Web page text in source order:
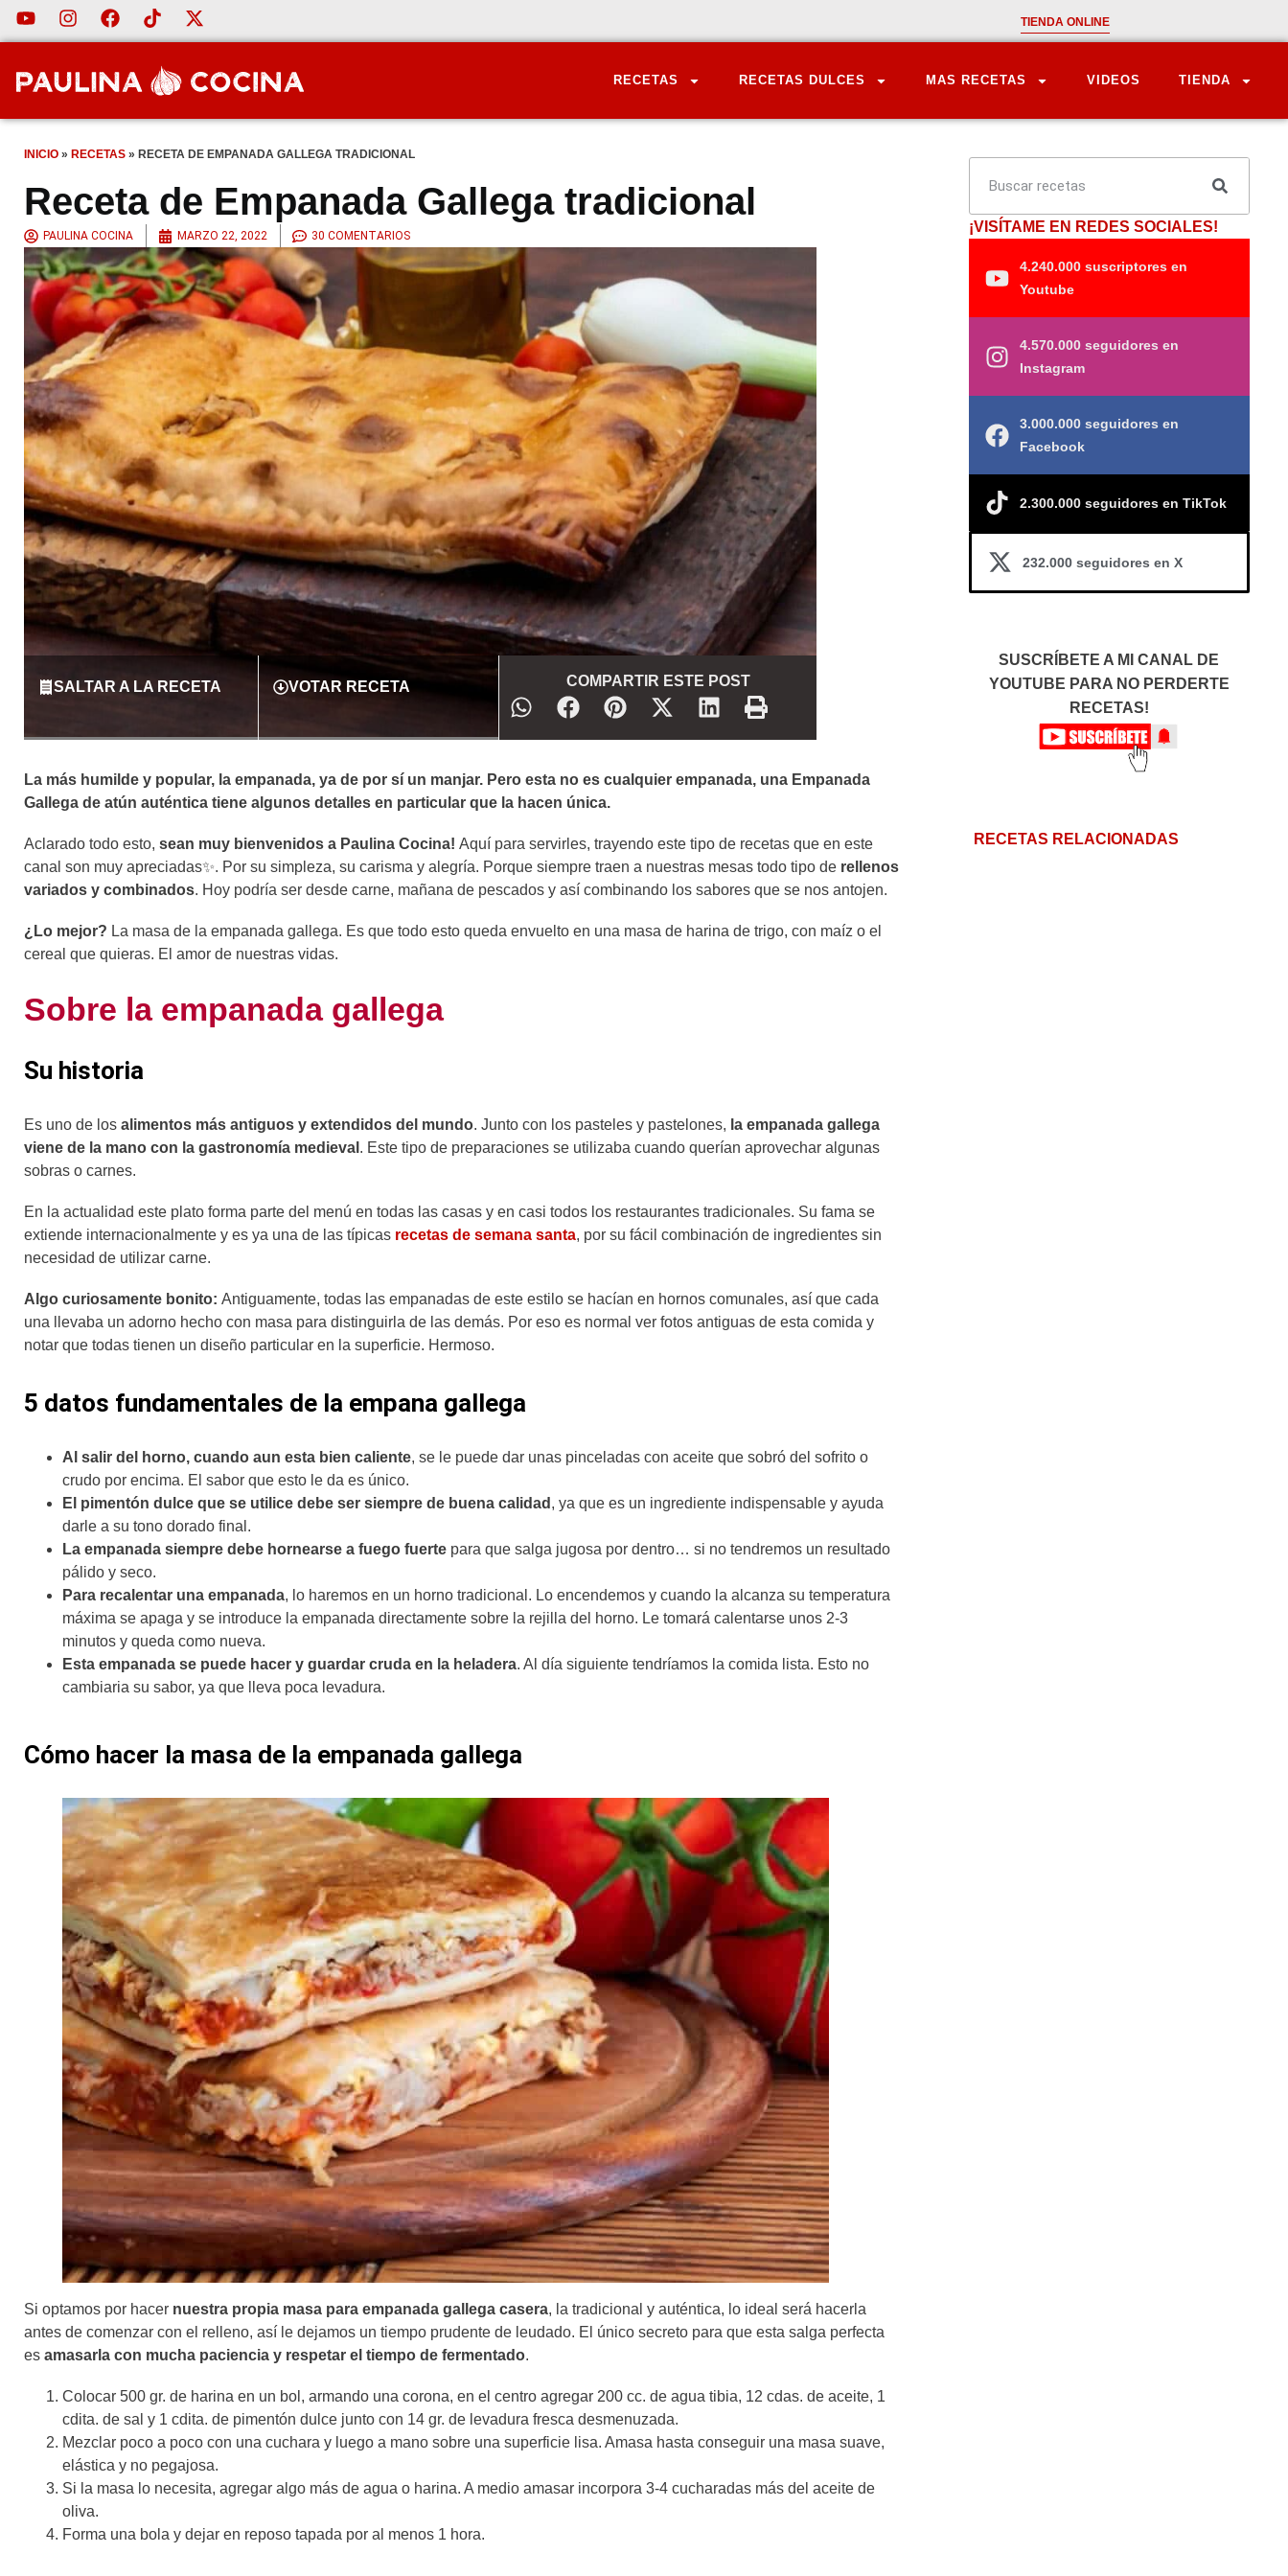
TIENDA ONLINE
RECETAS RECETAS DULCES MAS RECETAS VIDEOS TIENDA
INICIO » RECETAS » RECETA DE EMPANADA GALLEGA TRADICIONAL
Receta de Empanada Gallega tradicional
PAULINA COCINA MARZO 22, 2022 30 COMENTARIOS
SALTAR A LA RECETA VOTAR RECETA COMPARTIR ESTE POST
La más humilde y popular, la empanada, ya de por sí un manjar. Pero esta no es cualquier empanada, una Empanada
Gallega de atún auténtica tiene algunos detalles en particular que la hacen única.
Aclarado todo esto, sean muy bienvenidos a Paulina Cocina! Aquí para servirles, trayendo este tipo de recetas que en este
canal son muy apreciadas✨. Por su simpleza, su carisma y alegría. Porque siempre traen a nuestras mesas todo tipo de rellenos
variados y combinados. Hoy podría ser desde carne, mañana de pescados y así combinando los sabores que se nos antojen.
¿Lo mejor? La masa de la empanada gallega. Es que todo esto queda envuelto en una masa de harina de trigo, con maíz o el
cereal que quieras. El amor de nuestras vidas.
Sobre la empanada gallega
Su historia
Es uno de los alimentos más antiguos y extendidos del mundo. Junto con los pasteles y pastelones, la empanada gallega
viene de la mano con la gastronomía medieval . Este tipo de preparaciones se utilizaba cuando querían aprovechar algunas
sobras o carnes.
En la actualidad este plato forma parte del menú en todas las casas y en casi todos los restaurantes tradicionales. Su fama se
extiende internacionalmente y es ya una de las típicas recetas de semana santa, por su fácil combinación de ingredientes sin
necesidad de utilizar carne.
Algo curiosamente bonito: Antiguamente, todas las empanadas de este estilo se hacían en hornos comunales, así que cada
una llevaba un adorno hecho con masa para distinguirla de las demás. Por eso es normal ver fotos antiguas de esta comida y
notar que todas tienen un diseño particular en la superficie. Hermoso.
5 datos fundamentales de la empana gallega
Al salir del horno, cuando aun esta bien caliente, se le puede dar unas pinceladas con aceite que sobró del sofrito o
crudo por encima. El sabor que esto le da es único.
El pimentón dulce que se utilice debe ser siempre de buena calidad , ya que es un ingrediente indispensable y ayuda
darle a su tono dorado final.
La empanada siempre debe hornearse a fuego fuerte para que salga jugosa por dentro… si no tendremos un resultado
pálido y seco.
Para recalentar una empanada, lo haremos en un horno tradicional. Lo encendemos y cuando la alcanza su temperatura
máxima se apaga y se introduce la empanada directamente sobre la rejilla del horno. Le tomará calentarse unos 2-3
minutos y queda como nueva.
Esta empanada se puede hacer y guardar cruda en la heladera. Al día siguiente tendríamos la comida lista. Esto no
cambiaria su sabor, ya que lleva poca levadura.
Cómo hacer la masa de la empanada gallega
Si optamos por hacer nuestra propia masa para empanada gallega casera, la tradicional y auténtica, lo ideal será hacerla
antes de comenzar con el relleno, así le dejamos un tiempo prudente de leudado. El único secreto para que esta salga perfecta
es amasarla con mucha paciencia y respetar el tiempo de fermentado.
Colocar 500 gr. de harina en un bol, armando una corona, en el centro agregar 200 cc. de agua tibia, 12 cdas. de aceite, 1
cdita. de sal y 1 cdita. de pimentón dulce junto con 14 gr. de levadura fresca desmenuzada.
Mezclar poco a poco con una cuchara y luego a mano sobre una superficie lisa. Amasa hasta conseguir una masa suave,
elástica y no pegajosa.
Si la masa lo necesita, agregar algo más de agua o harina. A medio amasar incorpora 3-4 cucharadas más del aceite de
oliva.
Forma una bola y dejar en reposo tapada por al menos 1 hora.
¡VISÍTAME EN REDES SOCIALES!
4.240.000 suscriptores en
Youtube
4.570.000 seguidores en
Instagram
3.000.000 seguidores en
Facebook
2.300.000 seguidores en TikTok
232.000 seguidores en X
SUSCRÍBETE A MI CANAL DE
YOUTUBE PARA NO PERDERTE
RECETAS!
RECETAS RELACIONADAS